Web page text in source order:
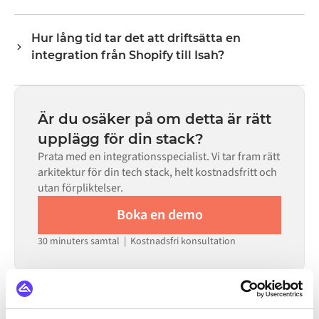
data anländer i det format som varje system förväntar
Marketplace konfigurerar du integrationen via ett visuellt
gränssnitt utan att skriva egen kod, inklusive
kod finns tillgänglig i de fall där konfigurationen inte
Hur lång tid tar det att driftsätta en
integration från Shopify till Isah?
beroende på komplexiteten i datamappningen, antalet
flöden som krävs och din interna granskningsprocess.
För många system finns färdiga kopplingar tillgängliga i
Alumio Marketplace, vilket avsevärt minskar
installationstiden.
Är du osäker på om detta är rätt
upplägg för din stack?
Prata med en integrationsspecialist. Vi tar fram rätt
arkitektur för din tech stack, helt kostnadsfritt och
utan förpliktelser.
Boka en demo
30 minuters samtal | Kostnadsfri konsultation